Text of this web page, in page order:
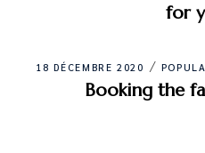
for
18 DÉCEMBRE 2020
Booking the